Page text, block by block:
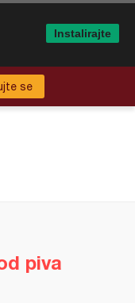
se
piva
Instalirajte